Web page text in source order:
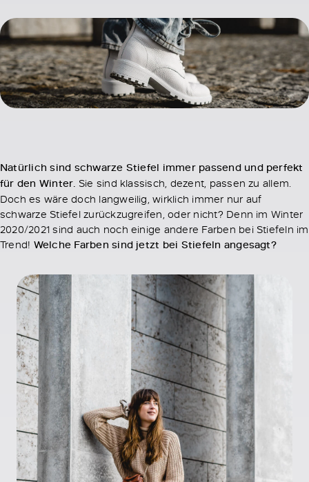
Natürlich sind schwarze Stiefel immer passend und perfekt
für den Winter. Sie sind klassisch, dezent, passen zu allem.
Doch es wäre doch langweilig, wirklich immer nur auf
schwarze Stiefel zurückzugreifen, oder nicht? Denn im Winter
2020/2021 sind auch noch einige andere Farben bei Stiefeln im
Trend! Welche Farben sind jetzt bei Stiefeln angesagt?